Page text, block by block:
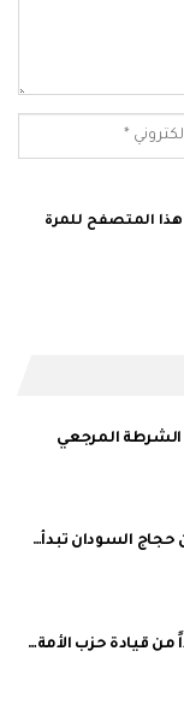
هذا المتصفح للمرة
المرجعي
من قيادة حزب الأمة…